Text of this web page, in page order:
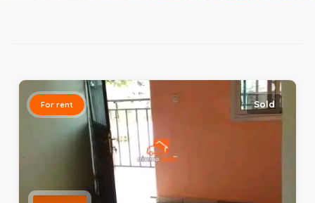
For rent Sold